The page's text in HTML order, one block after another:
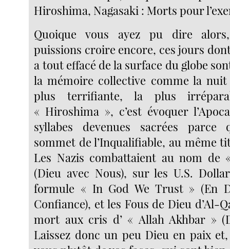
Hiroshima, Nagasaki : Morts pour
Quoique vous ayez pu dire
puissions croire encore, ces jours
a tout effacé de la surface du globe
la mémoire collective comme la
plus terrifiante, la plus
« Hiroshima », c’est évoquer
syllabes devenues sacrées parce
sommet de l’Inqualifiable, au même
Les Nazis combattaient au nom de
(Dieu avec Nous), sur les U.S.
formule « In God We Trust » (En
Confiance), et les Fous de Dieu d’Al-
mort aux cris d’ « Allah Akhbar »
Laissez donc un peu Dieu en paix